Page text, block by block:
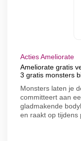
Acties Ameliorate
Ameliorate gratis
3 gratis monsters
Monsters laten je
committeert aan
gladmakende
en raakt op tijdens